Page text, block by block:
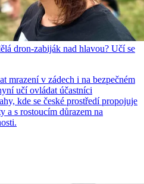
dron-zabiják nad hlavou? Učí se
mrazení v zádech i na bezpečném
učí ovládat účastníci
kde se české prostředí propojuje
a s rostoucím důrazem na